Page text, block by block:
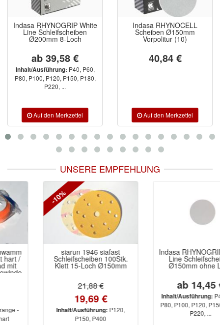
Indasa RHYNOGRIP White
Line Schleifscheiben
Ø200mm 8-Loch
ab 39,58 €
Inhalt/Ausführung: P40, P60,
P80, P100, P120, P150, P180,
P220, ...
Indasa RHYNOCELL
Scheiben Ø150mm
Vorpolitur (10)
40,84 €
UNSERE EMPFEHLUNG
siarun 1946 siafast
Schleifscheiben 100Stk.
Klett 15-Loch Ø150mm
Inhalt/Ausführung:P120,
-10%
Indasa RHYNOGRIP White
Line Schleifscheiben
Ø150mm ohne Loch
ab 14,45 €
Inhalt/Ausführung:P40, P60,
P80, P100, P120, P150, P180,